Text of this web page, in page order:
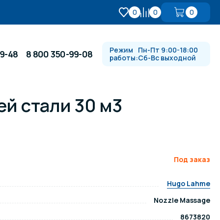
0 0 0
Противотоки и гидромассажи
48 8 800 350-99-08
Режим
работы:
Пн-Пт 9:00-18:00
Сб-Вс выходной
стали 30 м3
Под заказ
Hugo Lahme
Nozzle Massage
8673820